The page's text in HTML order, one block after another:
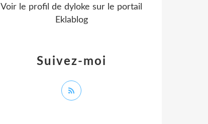
Suivez-moi
Voir le profil de dyloke sur le portail
Eklablog